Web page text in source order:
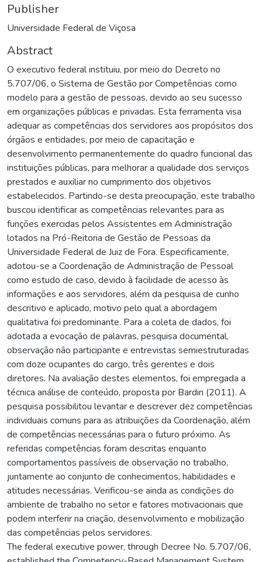
Publisher
Universidade Federal de Viçosa
Abstract
O executivo federal instituiu, por meio do Decreto no
5.707/06, o Sistema de Gestão por Competências como
modelo para a gestão de pessoas, devido ao seu sucesso
em organizações públicas e privadas. Esta ferramenta visa
adequar as competências dos servidores aos propósitos dos
órgãos e entidades, por meio de capacitação e
desenvolvimento permanentemente do quadro funcional das
instituições públicas, para melhorar a qualidade dos serviços
prestados e auxiliar no cumprimento dos objetivos
estabelecidos. Partindo-se desta preocupação, este trabalho
buscou identificar as competências relevantes para as
funções exercidas pelos Assistentes em Administração
lotados na Pró-Reitoria de Gestão de Pessoas da
Universidade Federal de Juiz de Fora. Especificamente,
adotou-se a Coordenação de Administração de Pessoal
como estudo de caso, devido à facilidade de acesso às
informações e aos servidores, além da pesquisa de cunho
descritivo e aplicado, motivo pelo qual a abordagem
qualitativa foi predominante. Para a coleta de dados, foi
adotada a evocação de palavras, pesquisa documental,
observação não participante e entrevistas semiestruturadas
com doze ocupantes do cargo, três gerentes e dois
diretores. Na avaliação destes elementos, foi empregada a
técnica análise de conteúdo, proposta por Bardin (2011). A
pesquisa possibilitou levantar e descrever dez competências
individuais comuns para as atribuições da Coordenação, além
de competências necessárias para o futuro próximo. As
referidas competências foram descritas enquanto
comportamentos passíveis de observação no trabalho,
juntamente ao conjunto de conhecimentos, habilidades e
atitudes necessárias. Verificou-se ainda as condições do
ambiente de trabalho no setor e fatores motivacionais que
podem interferir na criação, desenvolvimento e mobilização
das competências pelos servidores.
The federal executive power, through Decree No. 5.707/06,